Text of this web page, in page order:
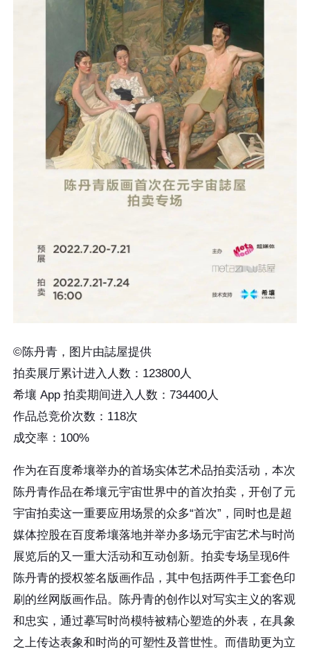
©陈丹青，图片由誌屋提供
拍卖展厅累计进入人数：123800人
希壤 App 拍卖期间进入人数：734400人
作品总竞价次数：118次
成交率：100%
作为在百度希壤举办的首场实体艺术品拍卖活动，本次
陈丹青作品在希壤元宇宙世界中的首次拍卖，开创了元
宇宙拍卖这一重要应用场景的众多“首次”，同时也是超
媒体控股在百度希壤落地并举办多场元宇宙艺术与时尚
展览后的又一重大活动和互动创新。拍卖专场呈现6件
陈丹青的授权签名版画作品，其中包括两件手工套色印
刷的丝网版画作品。陈丹青的创作以对写实主义的客观
和忠实，通过摹写时尚模特被精心塑造的外表，在具象
之上传达表象和时尚的可塑性及普世性。而借助更为立